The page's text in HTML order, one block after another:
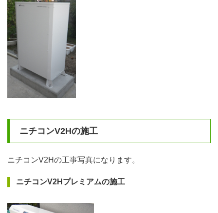
ニチコンV2Hの施工
ニチコンV2Hの工事写真になります。
ニチコンV2Hプレミアムの施工